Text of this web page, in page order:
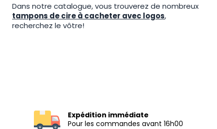
Dans notre catalogue, vous trouverez de nombreux
tampons de cire à cacheter avec logos,
recherchez le vôtre!
Expédition immédiate
Pour les commandes avant 16h00